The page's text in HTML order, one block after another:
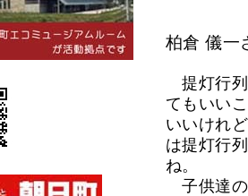
柏倉 儀一
提灯行列
てもいい
いいけれ
は提灯行
ね。
子供達の